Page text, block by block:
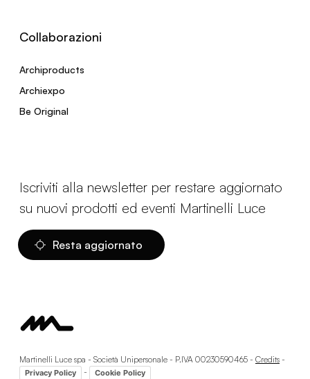
Collaborazioni
Archiproducts
Archiexpo
Be Original
Iscriviti alla newsletter per restare aggiornato
su nuovi prodotti ed eventi Martinelli Luce
Resta aggiornato
Martinelli Luce spa - Società Unipersonale - P.IVA 00230590465 - Credits -
Privacy Policy - Cookie Policy